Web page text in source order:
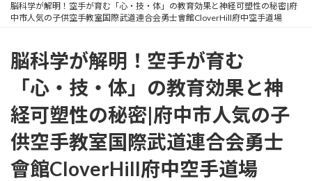
脳科学が解明！空手が育む「心・技・体」の教育効果と神経可塑性の秘密|府
中市人気の子供空手教室国際武道連合会勇士會館CloverHill府中空手道場
脳科学が解明！空手が育む
「心・技・体」の教育効果と神
経可塑性の秘密|府中市人気の子
供空手教室国際武道連合会勇士
會館CloverHill府中空手道場